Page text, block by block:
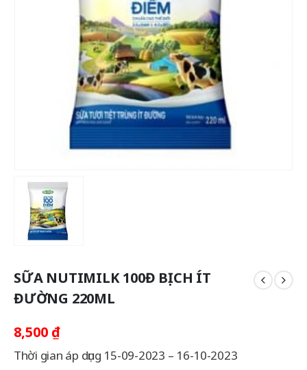
SỮA NUTIMILK 100Đ BỊCH ÍT
ĐƯỜNG 220ML
8,500 ₫
Thời gian áp dụng 15-09-2023 – 16-10-2023